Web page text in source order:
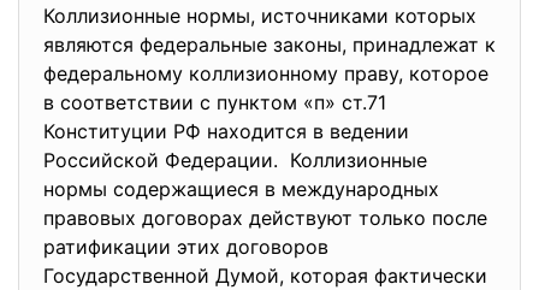
Коллизионные нормы, источниками которых
являются федеральные законы, принадлежат к
федеральному коллизионному праву, которое
в соответствии с пунктом «п» ст.71
Конституции РФ находится в ведении
Российской Федерации. Коллизионные
нормы содержащиеся в международных
правовых договорах действуют только после
ратификации этих договоров
Государственной Думой, которая фактически